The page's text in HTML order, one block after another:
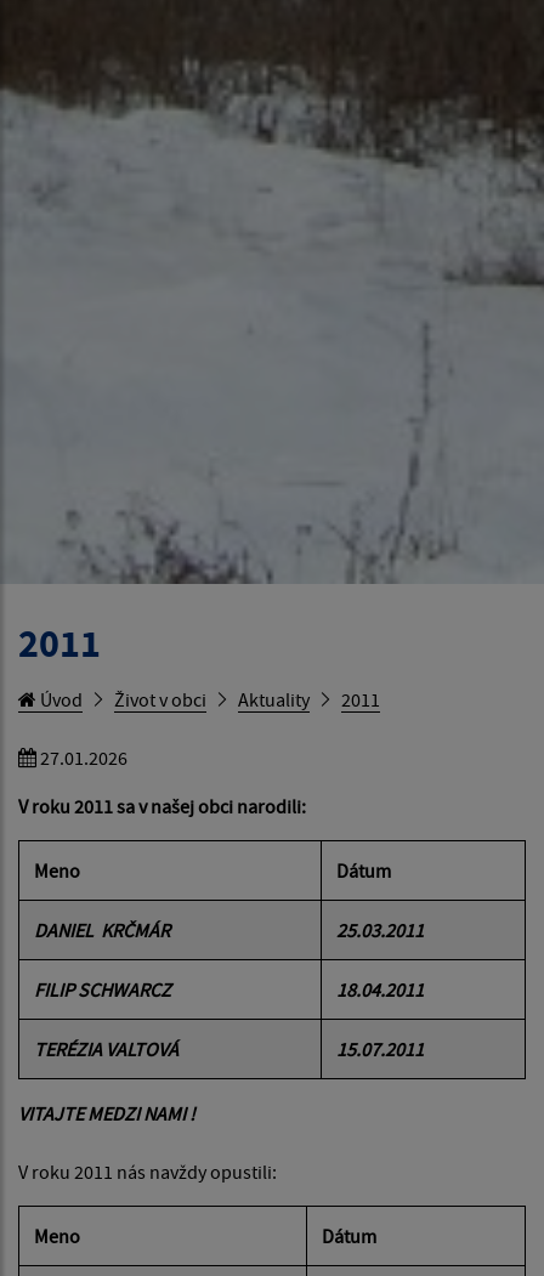
2011
Úvod Život v obci Aktuality 2011
27.01.2026
V roku 2011 sa v našej obci narodili:
Meno Dátum
DANIEL KRČMÁR 25.03.2011
FILIP SCHWARCZ 18.04.2011
TERÉZIA VALTOVÁ 15.07.2011
VITAJTE MEDZI NAMI !
V roku 2011 nás navždy opustili:
Meno Dátum